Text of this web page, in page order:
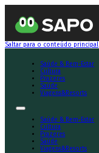
Saltar para o conteúdo principal
Saúde & Bem-Estar
Cultura
Prazeres
Saúde
Viagens&Resorts
Saúde & Bem-Estar
Cultura
Prazeres
Saúde
Viagens&Resorts